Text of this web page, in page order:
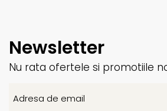
Newsletter
Nu rata ofertele si promotiile